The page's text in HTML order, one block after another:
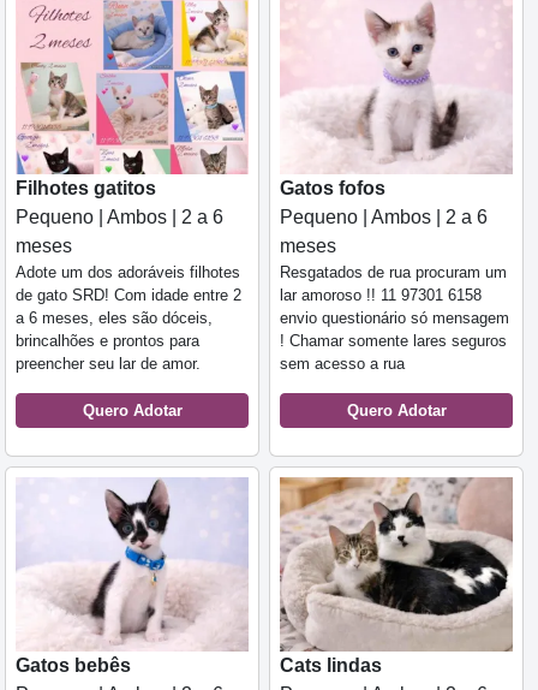
Filhotes gatitos
Pequeno | Ambos | 2 a 6
meses
Adote um dos adoráveis filhotes
de gato SRD! Com idade entre 2
a 6 meses, eles são dóceis,
brincalhões e prontos para
preencher seu lar de amor.
Quero Adotar
Gatos fofos
Pequeno | Ambos | 2 a 6
meses
Resgatados de rua procuram um
lar amoroso !! 11 97301 6158
envio questionário só mensagem
! Chamar somente lares seguros
sem acesso a rua
Quero Adotar
Gatos bebês
Cats lindas